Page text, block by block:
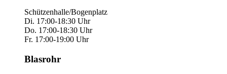
Schützenhalle/Bogenplatz
Di. 17:00-18:30 Uhr
Do. 17:00-18:30 Uhr
Fr. 17:00-19:00 Uhr
Blasrohr